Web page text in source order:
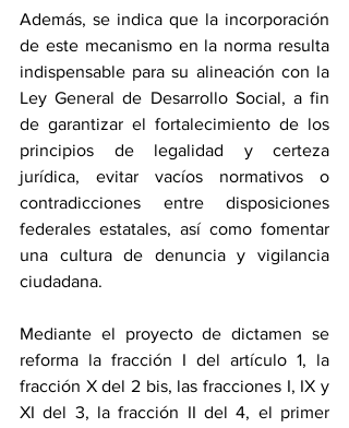
Además, se indica que la incorporación
de este mecanismo en la norma resulta
indispensable para su alineación con la
Ley General de Desarrollo Social, a fin
de garantizar el fortalecimiento de los
principios de legalidad y certeza
jurídica, evitar vacíos normativos o
contradicciones entre disposiciones
federales estatales, así como fomentar
una cultura de denuncia y vigilancia
ciudadana.
Mediante el proyecto de dictamen se
reforma la fracción I del artículo 1, la
fracción X del 2 bis, las fracciones I, IX y
XI del 3, la fracción II del 4, el primer